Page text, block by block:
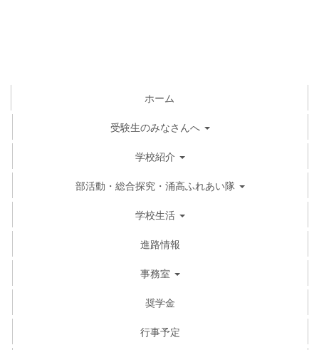
ホーム
受験生のみなさんへ
学校紹介
部活動・総合探究・涌高ふれあい隊
学校生活
進路情報
事務室
奨学金
行事予定